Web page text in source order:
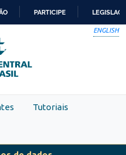
PARTICIPE
ENGLISH
Tutoriais